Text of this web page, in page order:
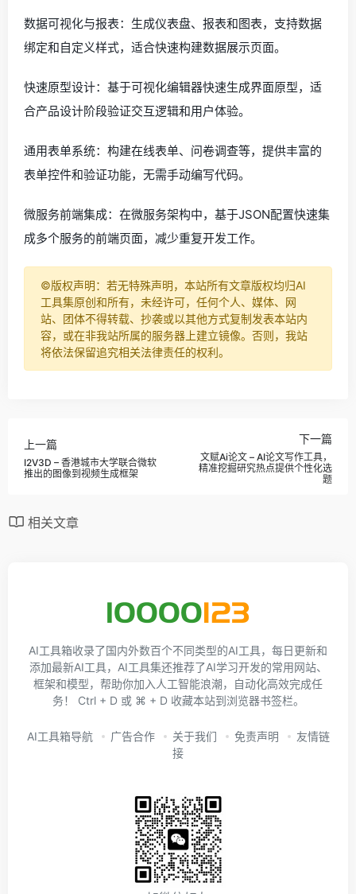
数据可视化与报表：生成仪表盘、报表和图表，支持数据
绑定和自定义样式，适合快速构建数据展示页面。
快速原型设计：基于可视化编辑器快速生成界面原型，适
合产品设计阶段验证交互逻辑和用户体验。
通用表单系统：构建在线表单、问卷调查等，提供丰富的
表单控件和验证功能，无需手动编写代码。
微服务前端集成：在微服务架构中，基于JSON配置快速集
成多个服务的前端页面，减少重复开发工作。
©️版权声明：若无特殊声明，本站所有文章版权均归AI
工具集原创和所有，未经许可，任何个人、媒体、网
站、团体不得转载、抄袭或以其他方式复制发表本站内
容，或在非我站所属的服务器上建立镜像。否则，我站
将依法保留追究相关法律责任的权利。
上一篇
I2V3D – 香港城市大学联合微软
推出的图像到视频生成框架
下一篇
文赋Ai论文 – AI论文写作工具，
精准挖掘研究热点提供个性化选
题
相关文章
AI工具箱收录了国内外数百个不同类型的AI工具，每日更新和
添加最新AI工具，AI工具集还推荐了AI学习开发的常用网站、
框架和模型，帮助你加入人工智能浪潮，自动化高效完成任
务！ Ctrl + D 或 ⌘ + D 收藏本站到浏览器书签栏。
AI工具箱导航 广告合作 关于我们 免责声明
友情链
接